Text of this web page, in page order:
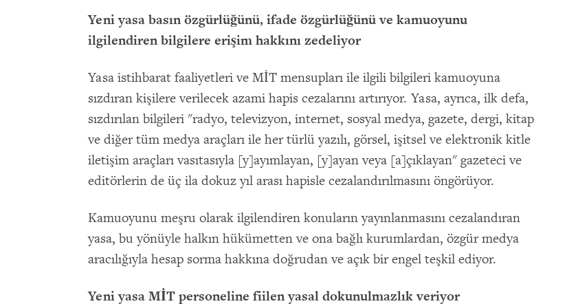
Yeni yasa basın özgürlüğünü, ifade özgürlüğünü ve kamuoyunu
ilgilendiren bilgilere erişim hakkını zedeliyor
Yasa istihbarat faaliyetleri ve MİT mensupları ile ilgili bilgileri kamuoyuna
sızdıran kişilere verilecek azami hapis cezalarını artırıyor. Yasa, ayrıca, ilk defa,
sızdırılan bilgileri "radyo, televizyon, internet, sosyal medya, gazete, dergi, kitap
ve diğer tüm medya araçları ile her türlü yazılı, görsel, işitsel ve elektronik kitle
iletişim araçları vasıtasıyla [y]ayımlayan, [y]ayan veya [a]çıklayan" gazeteci ve
editörlerin de üç ila dokuz yıl arası hapisle cezalandırılmasını öngörüyor.
Kamuoyunu meşru olarak ilgilendiren konuların yayınlanmasını cezalandıran
yasa, bu yönüyle halkın hükümetten ve ona bağlı kurumlardan, özgür medya
aracılığıyla hesap sorma hakkına doğrudan ve açık bir engel teşkil ediyor.
Yeni yasa MİT personeline fiilen yasal dokunulmazlık veriyor